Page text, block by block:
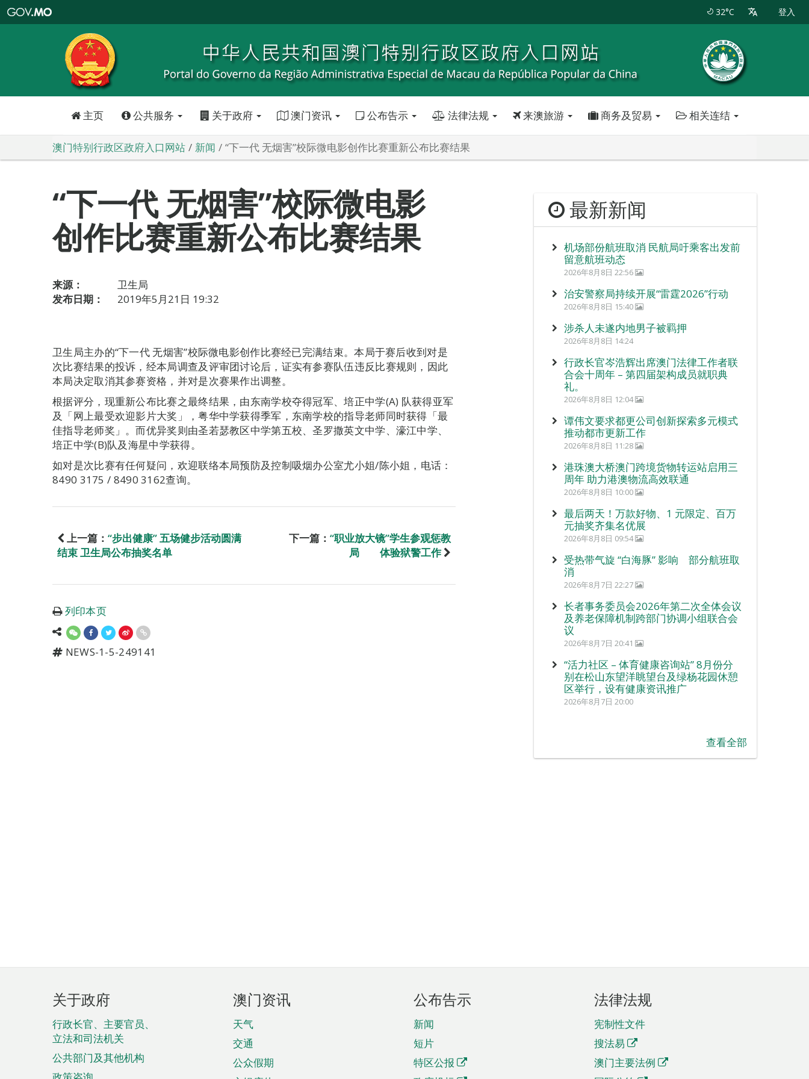
特
政
区
政
口
32°C 登入
主页 公共服务 关于政府 澳门资讯 公布告示 法律法规 来澳旅游 商务及贸易 相关连结
澳门特别行政区政府入口网站 新闻 “下一代 无烟害”校际微电影创作比赛重新公布比赛结果
“下一代 无烟害”校际微电影
创作比赛重新公布比赛结果
来源：
卫生局
发布日期：
2019年5月21日 19:32
卫生局主办的“下一代 无烟害”校际微电影创作比赛经已完满结束。本局于赛后收到对是
次比赛结果的投诉，经本局调查及评审团讨论后，证实有参赛队伍违反比赛规则，因此
本局决定取消其参赛资格，并对是次赛果作出调整。
根据评分，现重新公布比赛之最终结果，由东南学校夺得冠军、培正中学(A) 队获得亚军
及「网上最受欢迎影片大奖」，粤华中学获得季军，东南学校的指导老师同时获得「最
佳指导老师奖」。而优异奖则由圣若瑟教区中学第五校、圣罗撒英文中学、濠江中学、
培正中学(B)队及海星中学获得。
如对是次比赛有任何疑问，欢迎联络本局预防及控制吸烟办公室尤小姐/陈小姐，电话：
8490 3175 / 8490 3162查询。
上一篇： “步出健康” 五场健步活动圆满
结束 卫生局公布抽奖名单
下一篇： “职业放大镜”学生参观惩教
局 体验狱警工作
列印本页
NEWS-1-5-249141
最新新闻
机场部份航班取消 民航局吁乘客出发前
留意航班动态
2026年8月8日 22:56
治安警察局持续开展“雷霆2026”行动
2026年8月8日 15:40
涉杀人未遂内地男子被羁押
2026年8月8日 14:24
行政长官岑浩辉出席澳门法律工作者联
合会十周年 – 第四届架构成员就职典
礼。
2026年8月8日 12:04
谭伟文要求都更公司创新探索多元模式
推动都市更新工作
2026年8月8日 11:28
港珠澳大桥澳门跨境货物转运站启用三
周年 助力港澳物流高效联通
2026年8月8日 10:00
最后两天！万款好物、1 元限定、百万
元抽奖齐集名优展
2026年8月8日 09:54
受热带气旋 “白海豚” 影响 部分航班取
消
2026年8月7日 22:27
长者事务委员会2026年第二次全体会议
及养老保障机制跨部门协调小组联合会
议
2026年8月7日 20:41
“活力社区 – 体育健康咨询站” 8月份分
别在松山东望洋眺望台及绿杨花园休憩
区举行，设有健康资讯推广
2026年8月7日 20:00
查看全部
页
脚
菜
单
关于政府
行政长官、主要官员、
立法和司法机关
公共部门及其他机构
澳门资讯
天气
交通
公众假期
公布告示
新闻
短片
特区公报
法律法规
宪制性文件
搜法易
澳门主要法例